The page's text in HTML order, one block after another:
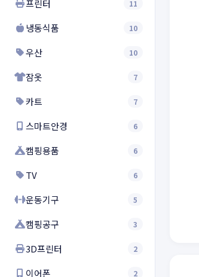
프린터 11
냉동식품 10
우산 10
잠옷 7
카트 7
스마트안경 6
캠핑용품 6
TV 6
운동기구 5
캠핑공구 3
3D프린터 2
이어폰 2